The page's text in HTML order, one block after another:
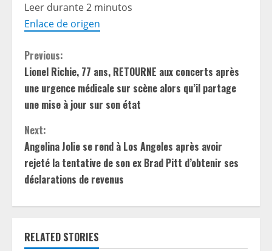
Leer durante 2 minutos
Enlace de origen
C
o
n
t
i
n
u
e
Previous:
Lionel Richie, 77 ans, RETOURNE aux concerts après
une urgence médicale sur scène alors qu’il partage
une mise à jour sur son état
Next:
Angelina Jolie se rend à Los Angeles après avoir
rejeté la tentative de son ex Brad Pitt d’obtenir ses
déclarations de revenus
RELATED STORIES